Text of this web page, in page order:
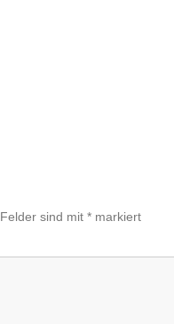
sind mit * markiert